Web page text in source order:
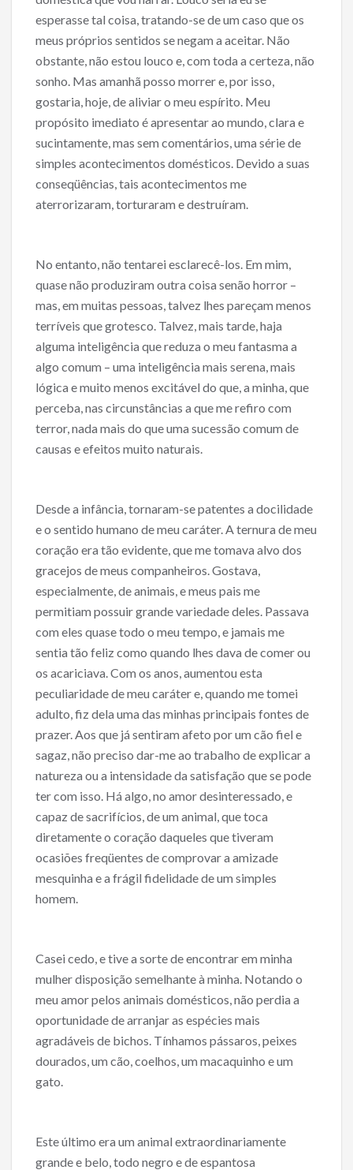
o
o
k
esperasse tal coisa, tratando-se de um caso que os
meus próprios sentidos se negam a aceitar. Não
obstante, não estou louco e, com toda a certeza, não
sonho. Mas amanhã posso morrer e, por isso,
gostaria, hoje, de aliviar o meu espírito. Meu
propósito imediato é apresentar ao mundo, clara e
sucintamente, mas sem comentários, uma série de
simples acontecimentos domésticos. Devido a suas
conseqüências, tais acontecimentos me
aterrorizaram, torturaram e destruíram.
No entanto, não tentarei esclarecê-los. Em mim,
quase não produziram outra coisa senão horror –
mas, em muitas pessoas, talvez lhes pareçam menos
terríveis que grotesco. Talvez, mais tarde, haja
alguma inteligência que reduza o meu fantasma a
algo comum – uma inteligência mais serena, mais
lógica e muito menos excitável do que, a minha, que
perceba, nas circunstâncias a que me refiro com
terror, nada mais do que uma sucessão comum de
causas e efeitos muito naturais.
Desde a infância, tornaram-se patentes a docilidade
e o sentido humano de meu caráter. A ternura de meu
coração era tão evidente, que me tomava alvo dos
gracejos de meus companheiros. Gostava,
especialmente, de animais, e meus pais me
permitiam possuir grande variedade deles. Passava
com eles quase todo o meu tempo, e jamais me
sentia tão feliz como quando lhes dava de comer ou
os acariciava. Com os anos, aumentou esta
peculiaridade de meu caráter e, quando me tomei
adulto, fiz dela uma das minhas principais fontes de
prazer. Aos que já sentiram afeto por um cão fiel e
sagaz, não preciso dar-me ao trabalho de explicar a
natureza ou a intensidade da satisfação que se pode
ter com isso. Há algo, no amor desinteressado, e
capaz de sacrifícios, de um animal, que toca
diretamente o coração daqueles que tiveram
ocasiões freqüentes de comprovar a amizade
mesquinha e a frágil fidelidade de um simples
homem.
Casei cedo, e tive a sorte de encontrar em minha
mulher disposição semelhante à minha. Notando o
meu amor pelos animais domésticos, não perdia a
oportunidade de arranjar as espécies mais
agradáveis de bichos. Tínhamos pássaros, peixes
dourados, um cão, coelhos, um macaquinho e um
gato.
Este último era um animal extraordinariamente
grande e belo, todo negro e de espantosa